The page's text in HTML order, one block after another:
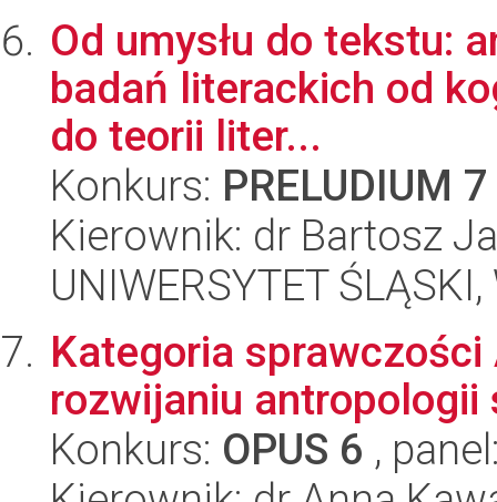
Od umysłu do tekstu:
badań literackich od
do teorii liter...
Konkurs: PRELUDIUM 7
Kierownik: dr Bartosz
UNIWERSYTET
Kategoria
rozwijaniu
Konkurs: OPUS 6 ,